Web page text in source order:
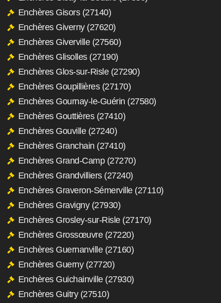
Enchères Gisors (27140)
Enchères Giverny (27620)
Enchères Giverville (27560)
Enchères Glisolles (27190)
Enchères Glos-sur-Risle (27290)
Enchères Goupillières (27170)
Enchères Gournay-le-Guérin (27580)
Enchères Gouttières (27410)
Enchères Gouville (27240)
Enchères Granchain (27410)
Enchères Grand-Camp (27270)
Enchères Grandvilliers (27240)
Enchères Graveron-Sémerville (27110)
Enchères Gravigny (27930)
Enchères Grosley-sur-Risle (27170)
Enchères Grossœuvre (27220)
Enchères Guernanville (27160)
Enchères Guerny (27720)
Enchères Guichainville (27930)
Enchères Guitry (27510)